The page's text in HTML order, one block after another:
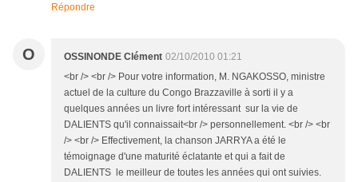
Répondre
O OSSINONDE Clément 02/10/2010 01:21
<br /> <br /> Pour votre information, M. NGAKOSSO, ministre
actuel de la culture du Congo Brazzaville à sorti il y a
quelques années un livre fort intéressant sur la vie de
DALIENTS qu'il connaissait<br /> personnellement. <br /> <br
/> <br /> Effectivement, la chanson JARRYA a été le
témoignage d'une maturité éclatante et qui a fait de
DALIENTS le meilleur de toutes les années qui ont suivies.